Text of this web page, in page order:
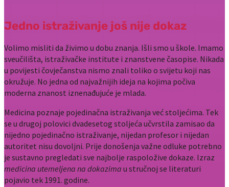
Jedno istraživanje još nije dokaz
Volimo misliti da živimo u dobu znanja. Išli smo u škole. Imamo
sveučilišta, istraživačke institute i znanstvene časopise. Nikada
u povijesti čovječanstva nismo znali toliko o svijetu koji nas
okružuje. No jedna od najvažnijih ideja na kojima počiva
moderna znanost iznenađujuće je mlada.
Medicina poznaje pojedinačna istraživanja već stoljećima. Tek
se u drugoj polovici dvadesetog stoljeća učvrstila zamisao da
nijedno pojedinačno istraživanje, nijedan profesor i nijedan
autoritet nisu dovoljni. Prije donošenja važne odluke potrebno
je sustavno pregledati sve najbolje raspoložive dokaze. Izraz
medicina utemeljena na dokazima u stručnoj se literaturi
pojavio tek 1991. godine.